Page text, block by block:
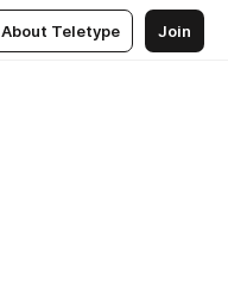
About Teletype Join